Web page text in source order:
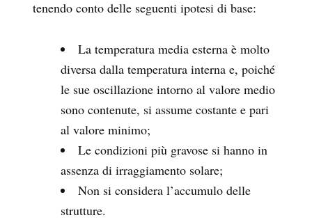
tenendo conto delle seguenti ipotesi di base:
La temperatura media esterna è molto
diversa dalla temperatura interna e, poiché
le sue oscillazione intorno al valore medio
sono contenute, si assume costante e pari
al valore minimo;
Le condizioni più gravose si hanno in
assenza di irraggiamento solare;
Non si considera l’accumulo delle
strutture.